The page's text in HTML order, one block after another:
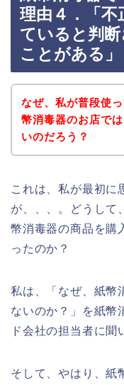
理由４．「
ていると判
ことがある」
なぜ、私が普段使
幣消毒器のお店で
いのだろう？
これは、私が最初に
が、、、。どうして
幣消毒器の商品を購
ったのか？
私は、「なぜ、紙幣
ないのか？」を紙幣
ド会社の担当者に聞
そして、やはり、紙